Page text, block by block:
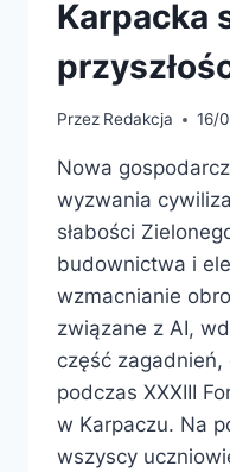
Karpacka
Przez Redakcja 16/
Nowa
wyzwania
słabości
budownictwa i
wzmacnianie
związane z AI,
część
podczas XXXIII
w Karpaczu. Na
wszyscy